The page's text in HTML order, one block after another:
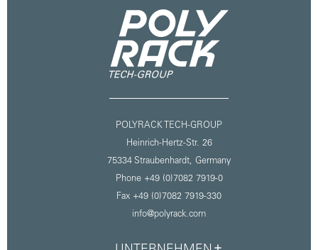
POLYRACK TECH-GROUP
Heinrich-Hertz-Str. 26
75334 Straubenhardt, Germany
Phone +49 (0)7082 7919-0
Fax +49 (0)7082 7919-330
info@polyrack.com